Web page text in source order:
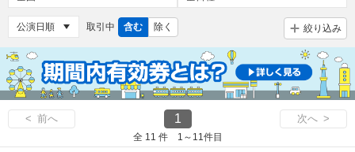
取引中 含む 除く 絞り込み
< 前へ 1 次へ >
全 11 件 1～11件目